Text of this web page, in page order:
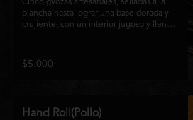
Cinco gyozas artesanales, selladas a la
plancha hasta lograr una base dorada y
crujiente, con un interior jugoso y lleno
perfecto entre tradición japonesa y la
esencia de la cocina nikkei, ideales para
$5.000
Hand Roll(Pollo)